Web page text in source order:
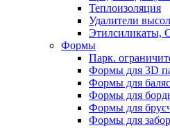
Теплоизоляция
Удалители
Этилсиликаты,
Формы
Парк.
Формы для 3D
Формы для
Формы для
Формы для
Формы для